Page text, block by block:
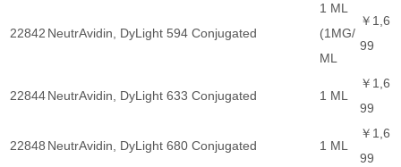
22842 NeutrAvidin, DyLight 594 Conjugated
1 ML
(1MG/
ML
￥1,6
99
22844NeutrAvidin, DyLight 633 Conjugated 1 ML
￥1,6
99
22848 NeutrAvidin, DyLight 680 Conjugated 1 ML
￥1,6
99